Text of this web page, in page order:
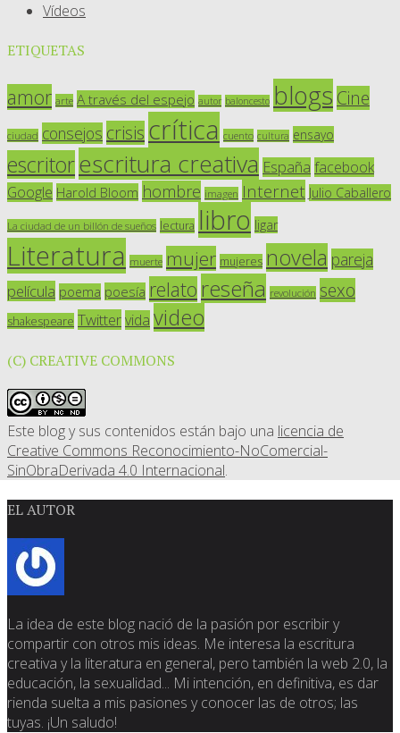
Vídeos
ETIQUETAS
amor arte A través del espejo autor baloncesto blogs Cine
ciudad consejos crisis crítica cuento cultura ensayo
escritorescritura creativa España facebook
Google Harold Bloom hombre imagen Internet Julio Caballero
La ciudad de un billón de sueños lectura libro ligar
Literatura muerte mujer mujeres novela pareja
película poema poesía relato reseña revolución sexo
shakespeare Twittervida video
(C) CREATIVE COMMONS
Este blog y sus contenidos están bajo una licencia de
Creative Commons Reconocimiento-NoComercial-
SinObraDerivada 4.0 Internacional.
EL AUTOR
La idea de este blog nació de la pasión por escribir y
compartir con otros mis ideas. Me interesa la escritura
creativa y la literatura en general, pero también la web 2.0, la
educación, la sexualidad... Mi intención, en definitiva, es dar
rienda suelta a mis pasiones y conocer las de otros; las
tuyas. ¡Un saludo!